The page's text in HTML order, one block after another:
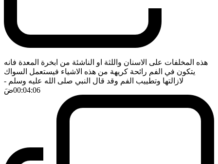
هذه المخلفات على الاسنان واللثة او الناشئة من ابخرة المعدة فانه
يتكون في الفم رائحة كريهة من هذه الاشياء فيستعمل السواك
لازالتها وتطييب الفم وقد قال النبي صلى الله عليه وسلم -
00:04:06ضَ